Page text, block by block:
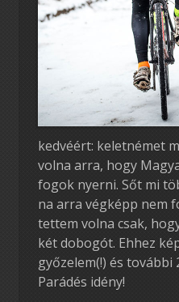
kedvéért: keletnémet
volna arra, hogy
fogok nyerni. Sőt mi
na arra végképp nem
tettem volna csak,
két dobogót. Ehhez
győzelem(!) és további
Parádés idény!